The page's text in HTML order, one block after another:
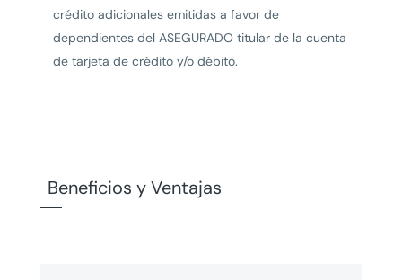
crédito adicionales emitidas a favor de
dependientes del ASEGURADO titular de la cuenta
de tarjeta de crédito y/o débito.
Beneficios y Ventajas